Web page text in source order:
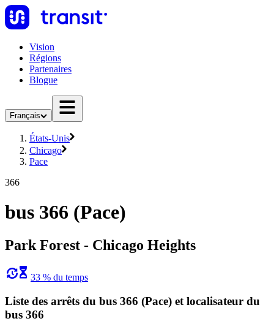
Vision
Régions
Partenaires
Blogue
Français
États-Unis
Chicago
Pace
366
bus 366 (Pace)
Park Forest - Chicago Heights
33 % du temps
Liste des arrêts du bus 366 (Pace) et localisateur du
bus 366